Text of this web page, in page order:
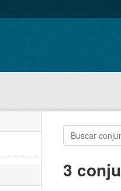
3